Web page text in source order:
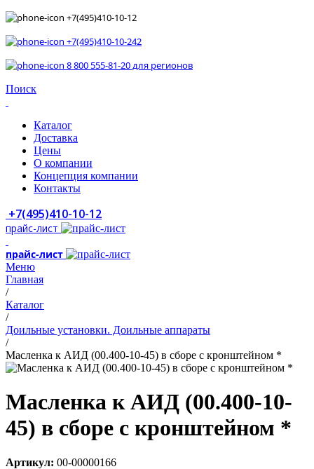
+7(495)410-10-12
+7(495)410-10-242
8 800 555-81-20 для регионов
Поиск
Каталог
Доставка
Цены
О компании
Концепция компании
Контакты
+7(495)410-10-12
прайс-лист
прайс-лист
Меню
Главная
/
Каталог
/
Доильные установки. Доильные аппараты
/
Масленка к АИД (00.400-10-45) в сборе с кронштейном *
Масленка к АИД (00.400-10-
45) в сборе с кронштейном *
Артикул: 00-00000166